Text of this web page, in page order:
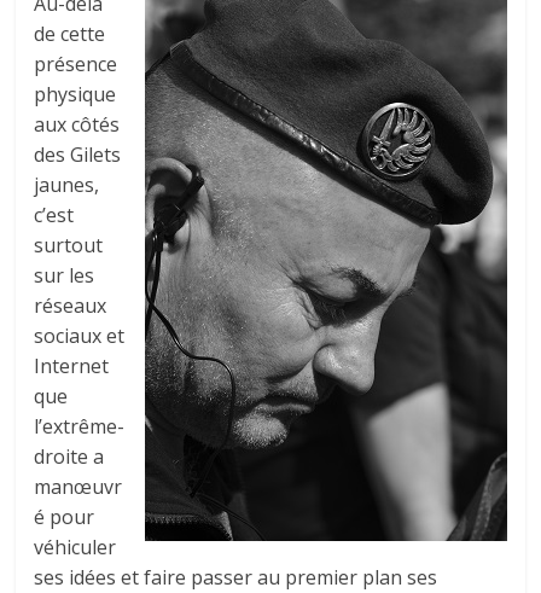
de cette
présence
physique
aux côtés
des Gilets
jaunes,
c’est
surtout
sur les
réseaux
sociaux et
Internet
que
l’extrême-
droite a
manœuvr
é pour
véhiculer
ses idées et faire passer au premier plan ses